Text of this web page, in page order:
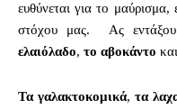
ευθύνεται για το μαύρισμα,
στόχου μας. Ας
ελαιόλαδο, το αβοκάντο και
Τα γαλακτοκομικά, τα